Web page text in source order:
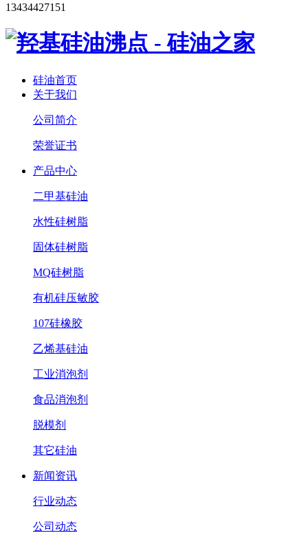
13434427151
硅油首页
关于我们
公司简介
荣誉证书
产品中心
二甲基硅油
水性硅树脂
固体硅树脂
MQ硅树脂
有机硅压敏胶
107硅橡胶
乙烯基硅油
工业消泡剂
食品消泡剂
脱模剂
其它硅油
新闻资讯
行业动态
公司动态